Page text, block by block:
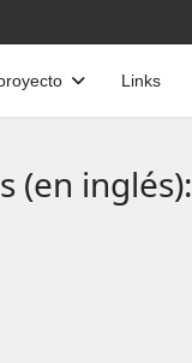
Links
(en inglés):